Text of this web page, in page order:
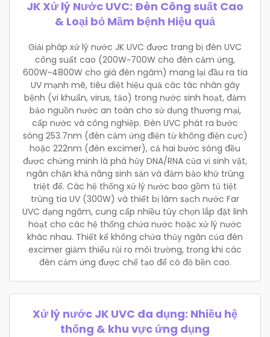
JK Xử lý Nước UVC: Đèn Công suất Cao
& Loại bỏ Mầm bệnh Hiệu quả
Giải pháp xử lý nước JK UVC được trang bị đèn UVC
công suất cao (200W~700W cho đèn cảm ứng,
600W~4800W cho giá đèn ngâm) mang lại đầu ra tia
UV mạnh mẽ, tiêu diệt hiệu quả các tác nhân gây
bệnh (vi khuẩn, virus, tảo) trong nước sinh hoạt, đảm
bảo nguồn nước an toàn cho sử dụng thương mại,
cấp nước và công nghiệp. Đèn UVC phát ra bước
sóng 253.7nm (đèn cảm ứng điện từ không điện cực)
hoặc 222nm (đèn excimer), cả hai bước sóng đều
được chứng minh là phá hủy DNA/RNA của vi sinh vật,
ngăn chặn khả năng sinh sản và đảm bảo khử trùng
triệt để. Các hệ thống xử lý nước bao gồm tủ tiệt
trùng tia UV (300W) và thiết bị làm sạch nước Far
UVC dạng ngâm, cung cấp nhiều tùy chọn lắp đặt linh
hoạt cho các hệ thống chứa nước hoặc xử lý nước
khác nhau. Thiết kế không chứa thủy ngân của đèn
excimer giảm thiểu rủi ro môi trường, trong khi các
đèn cảm ứng được chế tạo để có độ bền cao.
Xử lý nước JK UVC đa dụng: Nhiều hệ
thống & khu vực ứng dụng